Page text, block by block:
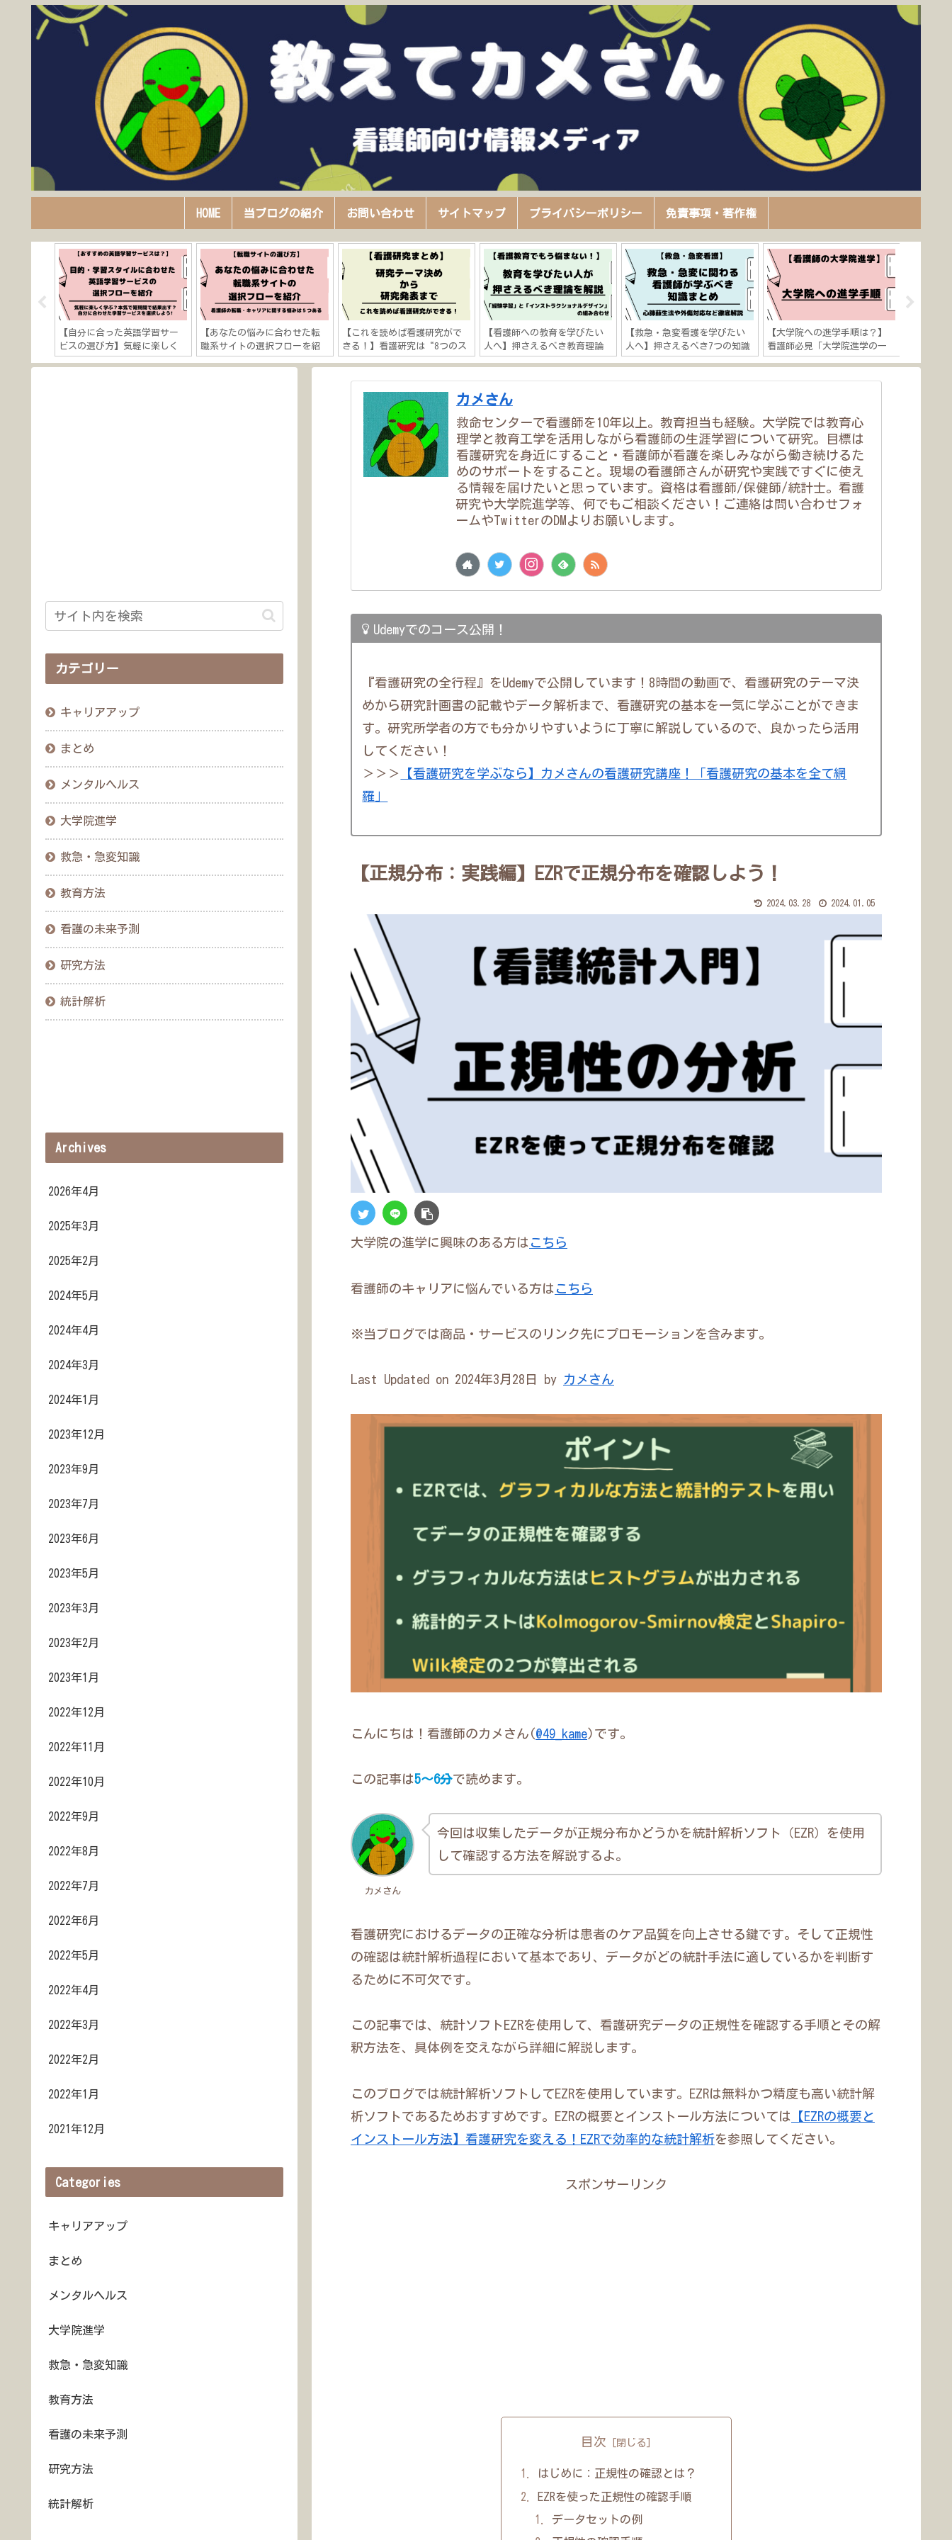
HOME 当ブログの紹介 お問い合わせ サイトマップ プライバシーポリシー 免責事項・著作権
【自分に合った英語学習サー
ビスの選び方】気軽に楽しく
学ぶ？本気で短期間で結果出
【あなたの悩みに合わせた転
職系サイトの選択フローを紹
介】看護師の転職・キャリア
【これを読めば看護研究がで
きる！】看護研究は“8つのス
テップ”「研究テーマ決め→
【看護師への教育を学びたい
人へ】押さえるべき教育理論
を解説「看護教育は“経験学
【救急・急変看護を学びたい
人へ】押さえるべき7つの知識
「心肺蘇生法や外傷対応など
【大学院への進学手順は？】
看護師必見「大学院進学の一
歩を踏み出そう！」
カメさん
救命センターで看護師を10年以上。教育担当も経験。大学院では教育心
理学と教育工学を活用しながら看護師の生涯学習について研究。目標は
看護研究を身近にすること・看護師が看護を楽しみながら働き続けるた
めのサポートをすること。現場の看護師さんが研究や実践ですぐに使え
る情報を届けたいと思っています。資格は看護師/保健師/統計士。看護
研究や大学院進学等、何でもご相談ください！ご連絡は問い合わせフォ
ームやTwitterのDMよりお願いします。
Udemyでのコース公開！
『看護研究の全行程』をUdemyで公開しています！8時間の動画で、看護研究のテーマ決
めから研究計画書の記載やデータ解析まで、看護研究の基本を一気に学ぶことができま
す。研究所学者の方でも分かりやすいように丁寧に解説しているので、良かったら活用
してください！
＞＞＞
【看護研究を学ぶなら】カメさんの看護研究講座！「看護研究の基本を全て網
羅」
【正規分布：実践編】EZRで正規分布を確認しよう！
2024.03.28 2024.01.05
大学院の進学に興味のある方は こちら
看護師のキャリアに悩んでいる方は こちら
※当ブログでは商品・サービスのリンク先にプロモーションを含みます。
Last Updated on 2024年3月28日 by カメさん
こんにちは！看護師のカメさん(@49_kame)です。
この記事は5～6分で読めます。
カメさん
今回は収集したデータが正規分布かどうかを統計解析ソフト（EZR）を使用
して確認する方法を解説するよ。
看護研究におけるデータの正確な分析は患者のケア品質を向上させる鍵です。そして正規性
の確認は統計解析過程において基本であり、データがどの統計手法に適しているかを判断す
るために不可欠です。
この記事では、統計ソフトEZRを使用して、看護研究データの正規性を確認する手順とその解
釈方法を、具体例を交えながら詳細に解説します。
このブログでは統計解析ソフトしてEZRを使用しています。EZRは無料かつ精度も高い統計解
析ソフトであるためおすすめです。EZRの概要とインストール方法については
【EZRの概要と
インストール方法】看護研究を変える！EZRで効率的な統計解析を参照してください。
スポンサーリンク
目次
はじめに：正規性の確認とは？
EZRを使った正規性の確認手順
データセットの例
カテゴリー
キャリアアップ
まとめ
メンタルヘルス
大学院進学
救急・急変知識
教育方法
看護の未来予測
研究方法
統計解析
Archives
2026年4月
2025年3月
2025年2月
2024年5月
2024年4月
2024年3月
2024年1月
2023年12月
2023年9月
2023年7月
2023年6月
2023年5月
2023年3月
2023年2月
2023年1月
2022年12月
2022年11月
2022年10月
2022年9月
2022年8月
2022年7月
2022年6月
2022年5月
2022年4月
2022年3月
2022年2月
2022年1月
2021年12月
Categories
キャリアアップ
まとめ
メンタルヘルス
大学院進学
救急・急変知識
教育方法
看護の未来予測
研究方法
統計解析